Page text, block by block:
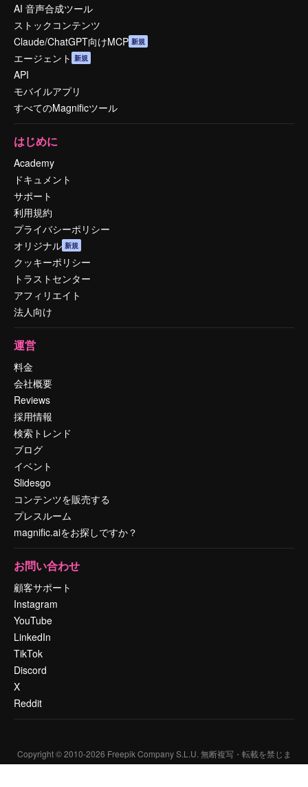
AI 音声合成ツール
ストックコンテンツ
Claude/ChatGPT向けMCP 新規
エージェント 新規
API
モバイルアプリ
すべてのMagnificツール
はじめに
Academy
ドキュメント
サポート
利用規約
プライバシーポリシー
オリジナル 新規
クッキーポリシー
トラストセンター
アフィリエイト
法人向け
運営
料金
会社概要
Reviews
採用情報
検索トレンド
ブログ
イベント
Slidesgo
コンテンツを販売する
プレスルーム
magnific.aiをお探しですか？
お問い合わせ
顧客サポート
Instagram
YouTube
LinkedIn
TikTok
Discord
X
Reddit
Copyright © 2010-2026 Freepik Company S.L.U. 無断複写・転載を禁じま
す.